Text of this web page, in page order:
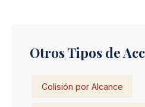
Otros Tipos de
Colisión por Alcance